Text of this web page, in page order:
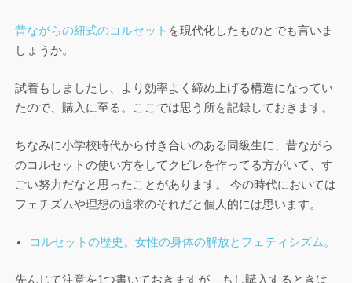
昔ながらの紐式のコルセット を現代化したものとでも言いま
しょうか。
試着もしましたし、より効率よく締め上げる構造になってい
たので、購入に至る。ここでは思う所を記録しておきます。
ちなみに小学校時代から付き合いのある同級生に、昔ながら
のコルセットの使い方をしてクビレを作ってる方がいて、す
ごい努力だなと思ったことがあります。 今の時代においては
フェチズムや理想の追求のそれだと個人的には思います。
コルセットの歴史。女性の身体の解放とフェティシズム。
先んじて注意を1つ書いておきますが、もし購入するときは